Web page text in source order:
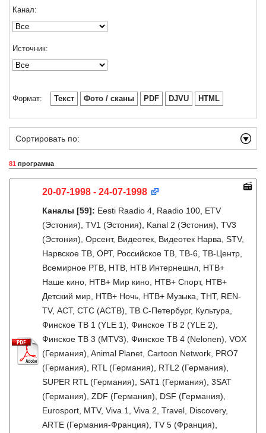
Канал:
Источник:
Формат: Текст Фото / сканы PDF DJVU HTML
Сортировать по:
81 программа
20-07-1998 - 24-07-1998
Каналы [59]: Eesti Raadio 4, Raadio 100, ETV
(Эстония), TV1 (Эстония), Kanal 2 (Эстония), TV3
(Эстония), Орсент, Видеотек, Видеотек Нарва, STV,
Нарвское ТВ, ОРТ, Российское ТВ, ТВ-6, ТВ-Центр,
Всемирное РТВ, НТВ, НТВ Интернешнл, НТВ+
Наше кино, НТВ+ Мир кино, НТВ+ Спорт, НТВ+
Детский мир, НТВ+ Ночь, НТВ+ Музыка, ТНТ, REN-
TV, АСТ, СТС (АСТВ), ТВ С-Петербург, Культура,
Финское ТВ 1 (YLE 1), Финское ТВ 2 (YLE 2),
Финское ТВ 3 (MTV3), Финское ТВ 4 (Nelonen), VOX
(Германия), Animal Planet, Cartoon Network, PRO7
(Германия), RTL (Германия), RTL2 (Германия),
SUPER RTL (Германия), SAT1 (Германия), 3SAT
(Германия), ZDF (Германия), DSF (Германия),
Eurosport, MTV, Viva 1, Viva 2, Travel, Discovery,
ARTE (Германия-Франция), TV 5 (Франция),